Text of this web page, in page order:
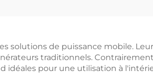
émissions et
solutions de puissance mobile. Leur
traditionnels.
idéales pour une utilisation à